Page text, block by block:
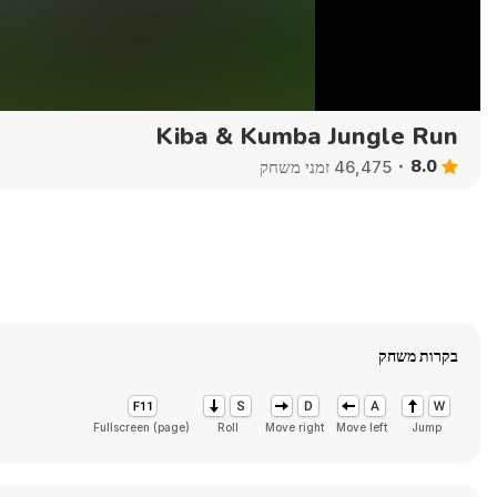
Kiba & Kumba Jungle Run
8.0 46,475 זמני משחק
בקרות משחק
Jump
Move left
Move right
Roll
Fullscreen (page)